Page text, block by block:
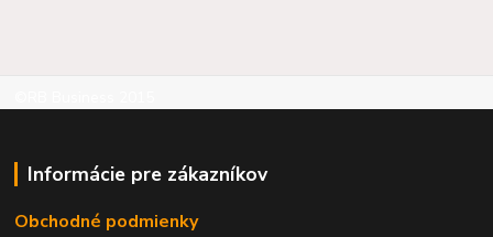
Informácie pre zákazníkov
Obchodné podmienky